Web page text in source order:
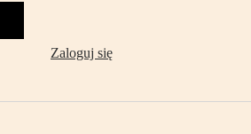
Zaloguj się